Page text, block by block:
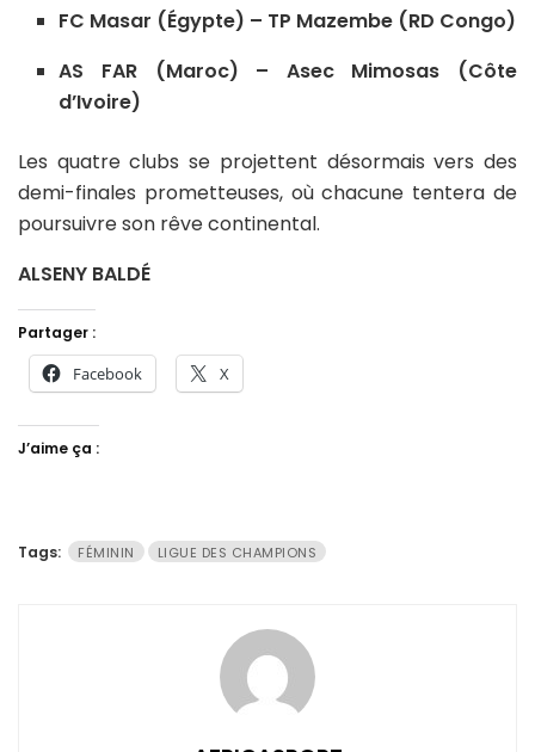
FC Masar (Égypte) – TP Mazembe (RD Congo)
AS FAR (Maroc) – Asec Mimosas (Côte
d’Ivoire)
Les quatre clubs se projettent désormais vers des
demi-finales prometteuses, où chacune tentera de
poursuivre son rêve continental.
ALSENY BALDÉ
Partager :
Facebook X
J’aime ça :
Tags: FÉMININ LIGUE DES CHAMPIONS